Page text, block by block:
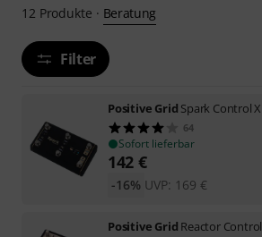
12 Produkte · Beratung
Filter
Positive Grid Spark Control X
64
Sofort lieferbar
142 €
UVP: 169 €
-16%
Positive Grid Reactor Control